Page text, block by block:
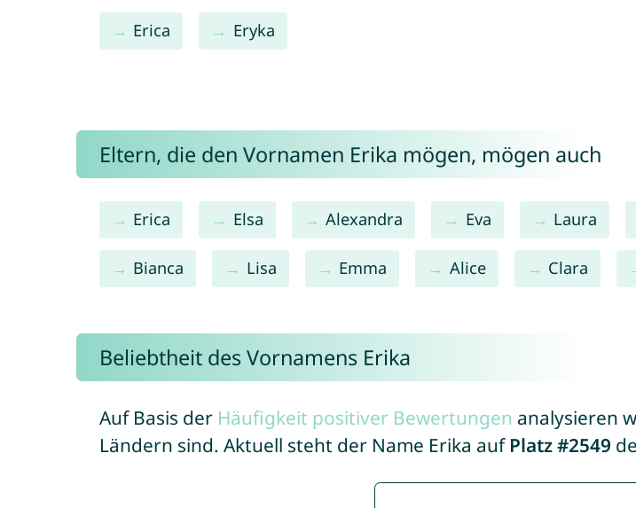
Erica Eryka
Eltern, die den Vornamen Erika mögen, mögen auch
Erica Elsa Alexandra Eva Laura
Bianca Lisa Emma Alice Clara
Beliebtheit des Vornamens Erika
Auf Basis der Häufigkeit positiver Bewertungen analysieren
Ländern sind. Aktuell steht der Name Erika auf Platz #2549